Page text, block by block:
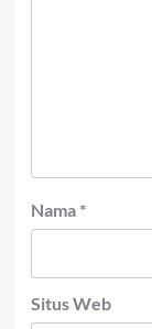
Nama *
Situs Web